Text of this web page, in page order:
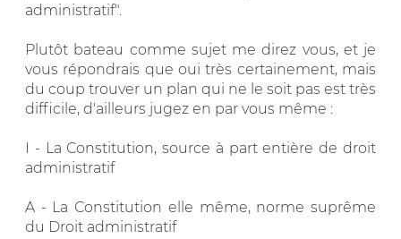
administratif".
Plutôt bateau comme sujet me direz vous, et je
vous répondrais que oui très certainement, mais
du coup trouver un plan qui ne le soit pas est très
difficile, d'ailleurs jugez en par vous même :
I - La Constitution, source à part entière de droit
administratif
A - La Constitution elle même, norme suprême
du Droit administratif